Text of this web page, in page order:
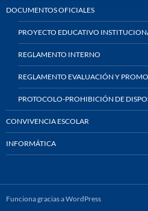
DOCUMENTOS OFICIALES
PROYECTO EDUCATIVO
REGLAMENTO INTERNO
REGLAMENTO EVALUACIÓN Y
PROTOCOLO-PROHIBICIÓN DE
CONVIVENCIA ESCOLAR
INFORMÁTICA
Funciona gracias a WordPress